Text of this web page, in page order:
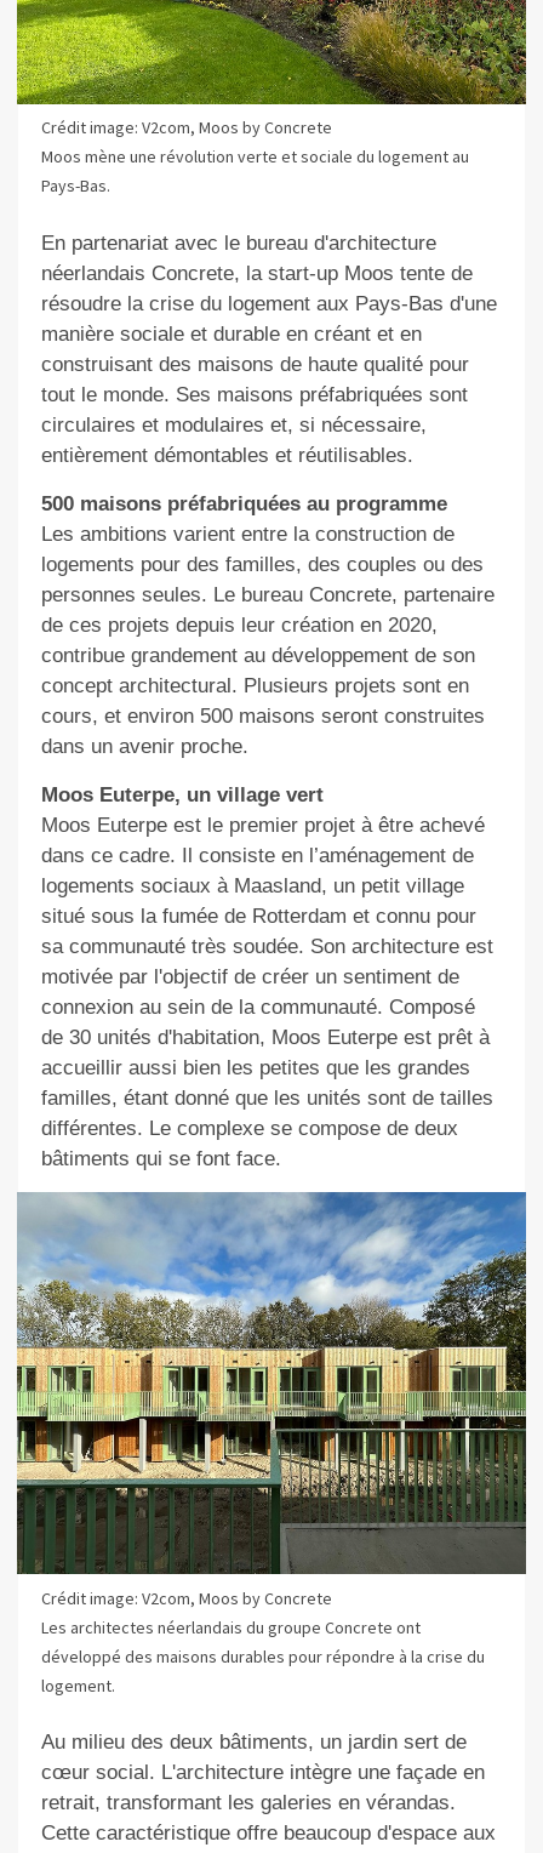
Crédit image: V2com, Moos by Concrete
Moos mène une révolution verte et sociale du logement au
Pays-Bas.
Enpartenariat avec le bureau d'architecture
néerlandais Concrete, la start-up Moos tentede
résoudre la crise du logement aux Pays-Bas d'une
manière sociale et durable en créant et en
construisant des maisons de haute qualité pour
tout le monde. Ses maisons préfabriquées sont
circulaires et modulaires et, si nécessaire,
entièrement démontables et réutilisables.
500 maisons préfabriquées au programme
Les ambitions varient entre la construction de
logements pourdes familles, des couples ou des
personnes seules. Le bureauConcrete, partenaire
de ces projets depuis leurcréation en 2020,
contribuegrandement au développement de son
concept architectural. Plusieurs projets sont en
cours, et environ 500 maisons seront construites
dans un avenir proche.
Moos Euterpe, un village vert
Moos Euterpe est le premier projet à être achevé
dans ce cadre. Il consiste en l’aménagement de
logements sociaux àMaasland, un petit village
situé sous la fumée de Rotterdam et connu pour
sa communauté très soudée. Son architectureest
motivée par l'objectif de créer un sentiment de
connexion au sein de la communauté. Composé
de 30 unités d'habitation, Moos Euterpe est prêt à
accueillir aussi bien les petites que les grandes
familles, étant donné que les unités sont de tailles
différentes. Le complexe se compose de deux
bâtiments qui se font face.
Crédit image: V2com, Moos by Concrete
Les architectes néerlandais du groupe Concrete ont
développé des maisons durables pour répondre à la crise du
logement.
Au milieu des deux bâtiments, un jardin sert de
cœur social. L'architecture intègre une façade en
retrait, transformant les galeries en vérandas.
Cette caractéristique offre beaucoup d'espace aux